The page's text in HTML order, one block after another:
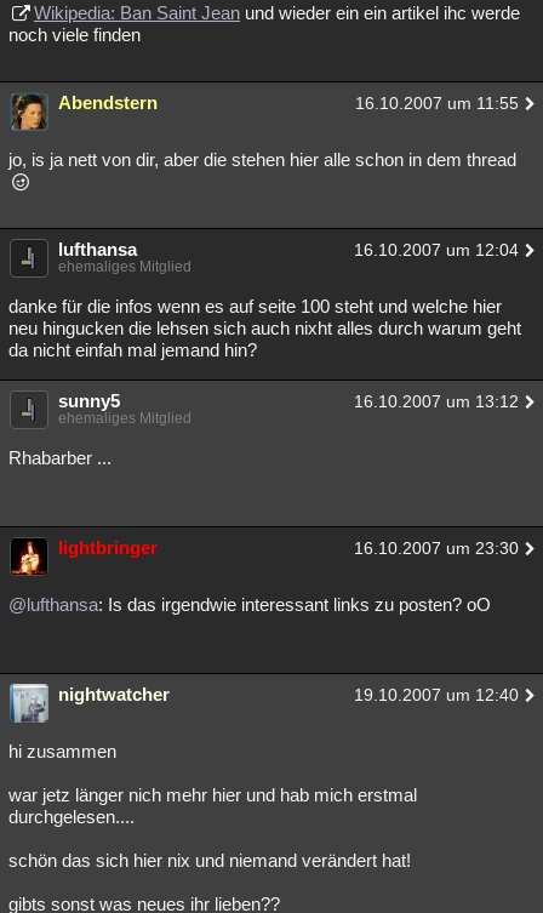
Wikipedia: Ban Saint Jean und wieder ein ein artikel ihc werde
noch viele finden
Abendstern 16.10.2007 um 11:55
jo, is ja nett von dir, aber die stehen hier alle schon in dem thread
lufthansa 16.10.2007 um 12:04
ehemaliges Mitglied
danke für die infos wenn es auf seite 100 steht und welche hier
neu hingucken die lehsen sich auch nixht alles durch warum geht
da nicht einfah mal jemand hin?
sunny5 16.10.2007 um 13:12
ehemaliges Mitglied
Rhabarber ...
lightbringer 16.10.2007 um 23:30
@lufthansa: Is das irgendwie interessant links zu posten? oO
nightwatcher 19.10.2007 um 12:40
hi zusammen
war jetz länger nich mehr hier und hab mich erstmal
durchgelesen....
schön das sich hier nix und niemand verändert hat!
gibts sonst was neues ihr lieben??